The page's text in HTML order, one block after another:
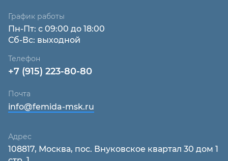
График работы
Пн-Пт: с 09:00 до 18:00
Сб-Вс: выходной
Телефон
+7 (915) 223-80-80
Почта
info@femida-msk.ru
Адрес
108817, Москва, пос. Внуковское квартал 30 дом 1